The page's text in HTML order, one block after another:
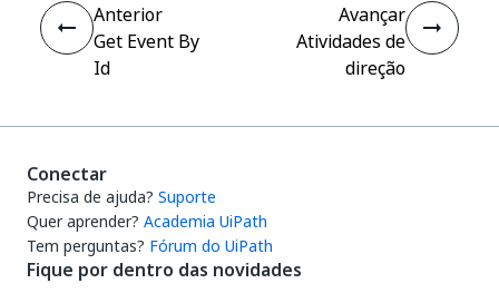
Anterior
Get Event By
Id
Avançar
Atividades de
direção
Conectar
Precisa de ajuda? Suporte
Quer aprender? Academia UiPath
Tem perguntas? Fórum do UiPath
Fique por dentro das novidades